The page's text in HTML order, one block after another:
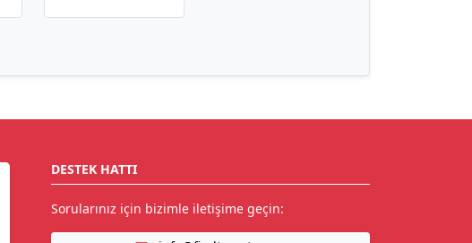
DESTEK HATTI
Sorularınız için bizimle iletişime geçin: